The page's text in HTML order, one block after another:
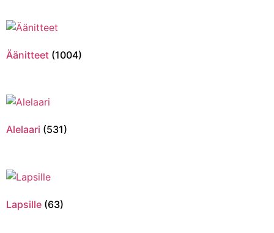
Äänitteet (1004)
Alelaari (531)
Lapsille (63)